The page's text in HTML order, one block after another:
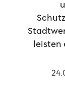
leisten